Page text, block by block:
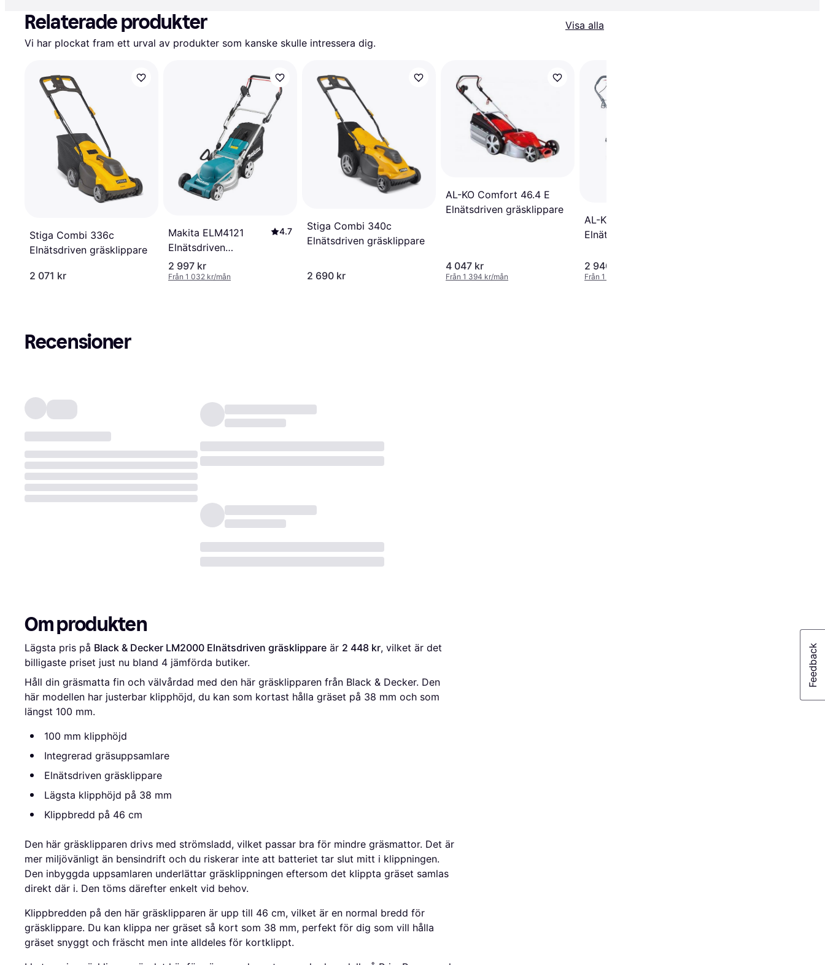
Relaterade produkter
Visa alla
Vi har plockat fram ett urval av produkter som kanske skulle intressera dig.
Stiga Combi 336c
Elnätsdriven gräsklippare
2 071 kr
Makita ELM4121
Elnätsdriven
gräsklippare
4.7
2 997 kr
Från 1 032 kr/mån
Stiga Combi 340c
Elnätsdriven gräsklippare
2 690 kr
AL-KO Comfort 46.4 E
Elnätsdriven gräsklippare
4 047 kr
Från 1 394 kr/mån
AL-KO Comfort 38.2 E
Elnätsdriven gräsklippare
2 940 kr
Från 1 013 kr/mån
Recensioner
Om produkten
Lägsta pris på Black & Decker LM2000 Elnätsdriven gräsklippare är 2 448 kr, vilket är det
billigaste priset just nu bland 4 jämförda butiker.
Håll din gräsmatta fin och välvårdad med den här gräsklipparen från Black & Decker. Den
här modellen har justerbar klipphöjd, du kan som kortast hålla gräset på 38 mm och som
längst 100 mm.
100 mm klipphöjd
Integrerad gräsuppsamlare
Elnätsdriven gräsklippare
Lägsta klipphöjd på 38 mm
Klippbredd på 46 cm
Den här gräsklipparen drivs med strömsladd, vilket passar bra för mindre gräsmattor. Det är
mer miljövänligt än bensindrift och du riskerar inte att batteriet tar slut mitt i klippningen.
Den inbyggda uppsamlaren underlättar gräsklippningen eftersom det klippta gräset samlas
direkt där i. Den töms därefter enkelt vid behov.
Klippbredden på den här gräsklipparen är upp till 46 cm, vilket är en normal bredd för
gräsklippare. Du kan klippa ner gräset så kort som 38 mm, perfekt för dig som vill hålla
gräset snyggt och fräscht men inte alldeles för kortklippt.